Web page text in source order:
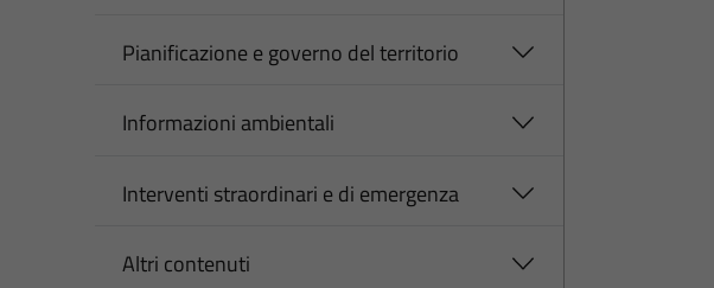
Pianificazione e governo del territorio
Informazioni ambientali
Interventi straordinari e di emergenza
Altri contenuti